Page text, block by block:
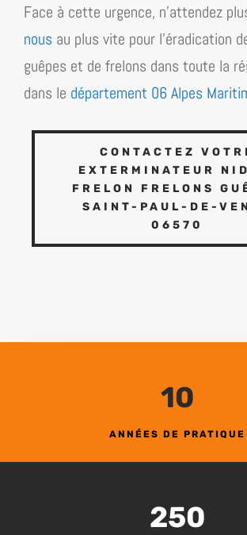
Face à cette urgence, n’attendez
nous au plus vite pour l’éradication
guêpes et de frelons dans toute la
dans le département 06 Alpes
CONTACTEZ
EXTERMINATEUR
FRELON FRELONS
SAINT-PAUL-DE-
06570
10
ANNÉES DE PRATIQUE
250